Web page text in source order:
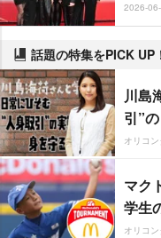
2026-
話題の特集をPICK UP
川島
引”
オリコ
マク
学生
オリコ